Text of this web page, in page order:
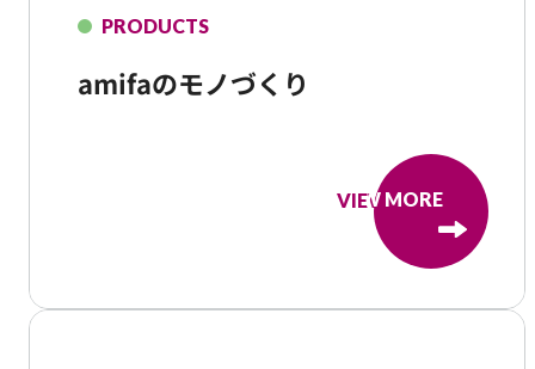
PRODUCTS
amifaのモノづくり
VIEW MORE
VIEW MORE